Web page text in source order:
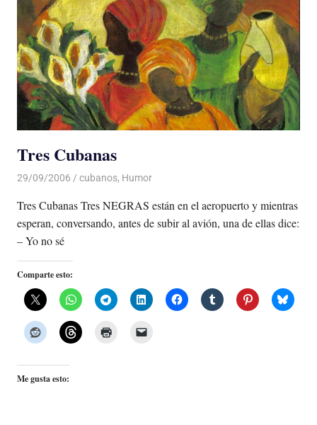
Tres Cubanas
29/09/2006 Luis Castellanos
cubanos, Humor
Tres Cubanas Tres NEGRAS están en el aeropuerto y mientras
esperan, conversando, antes de subir al avión, una de ellas dice:
– Yo no sé
Comparte esto:
Me gusta esto: